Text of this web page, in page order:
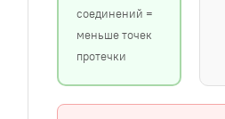
соединений =
меньше точек
протечки